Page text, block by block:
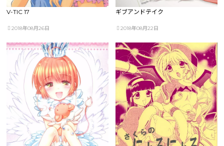
V-TIC 17
2018年08月26日
ギブアンドテイク
2018年08月22日